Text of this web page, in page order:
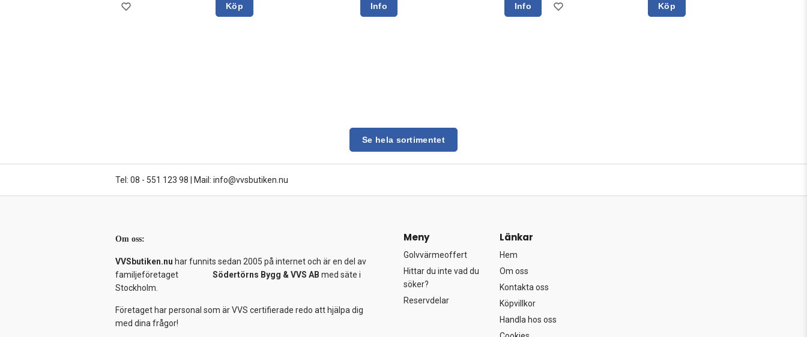
Köp Köp
Se hela sortimentet
Tel: 08 - 551 123 98 Mail: info@vvsbutiken.nu
Om oss:
VVSbutiken.nu har funnits sedan 2005 på internet och är en del av
familjeföretaget Södertörns Bygg & VVS AB med säte i
Stockholm.
Företaget har personal som är VVS certifierade redo att hjälpa dig
med dina frågor!
Meny
Golvvärmeoffert
Hittar du inte vad du
söker?
Reservdelar
Länkar
Hem
Om oss
Kontakta oss
Köpvillkor
Handla hos oss